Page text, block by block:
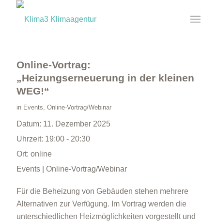
Online-Vortrag:
„Heizungserneuerung in der kleinen
WEG!“
in Events, Online-Vortrag/Webinar
Datum: 11. Dezember 2025
Uhrzeit: 19:00 - 20:30
Ort: online
Events | Online-Vortrag/Webinar
Für die Beheizung von Gebäuden stehen mehrere
Alternativen zur Verfügung. Im Vortrag werden die
unterschiedlichen Heizmöglichkeiten vorgestellt und